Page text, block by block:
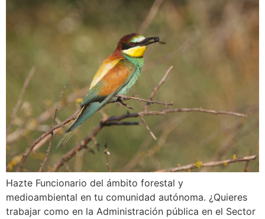
Hazte Funcionario del ámbito forestal y
medioambiental en tu comunidad autónoma. ¿Quieres
trabajar como en la Administración pública en el Sector